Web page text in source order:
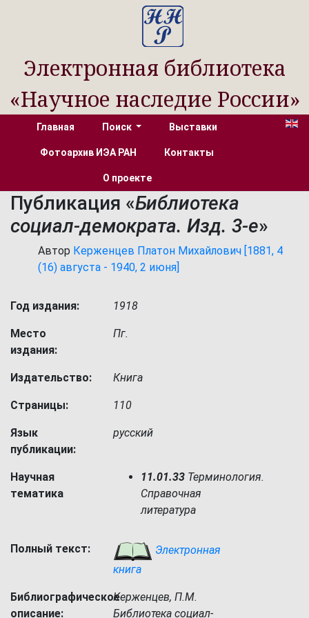
Электронная библиотека
«Научное наследие России»
Главная Поиск Выставки
Фотоархив ИЭА РАН Контакты
О проекте
Публикация «Библиотека
социал-демократа. Изд. 3-е»
Автор Керженцев Платон Михайлович [1881, 4
(16) августа - 1940, 2 июня]
Год издания: 1918
Место
издания:
Пг.
Издательство: Книга
Страницы: 110
Язык
публикации:
русский
Научная
тематика
11.01.33 Терминология.
Справочная
литература
Полный текст:
Электронная
книга
Библиографическое
описание:
Керженцев, П.М.
Библиотека социал-